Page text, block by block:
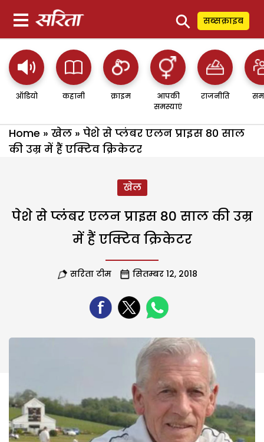
⚲ सब्सक्राइब
ऑडियो कहानी क्राइम
आपकी
समस्याएं
राजनीति
Home » खेल » पेशे से प्लंबर एलन प्राइस 80 साल
की उम्र में हैं एक्टिव क्रिकेटर
खेल
पेशे से प्लंबर एलन प्राइस 80 साल की उम्र
में हैं एक्टिव क्रिकेटर
सरिता टीम सितम्बर 12, 2018